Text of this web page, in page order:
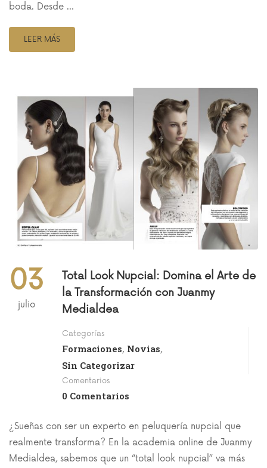
boda. Desde …
LEER MÁS
03
julio
Total Look Nupcial: Domina el Arte de
la Transformación con Juanmy
Medialdea
Categorías
Formaciones, Novias,
Sin Categorizar
Comentarios
0 Comentarios
¿Sueñas con ser un experto en peluquería nupcial que
realmente transforma? En la academia online de Juanmy
Medialdea, sabemos que un “total look nupcial” va más